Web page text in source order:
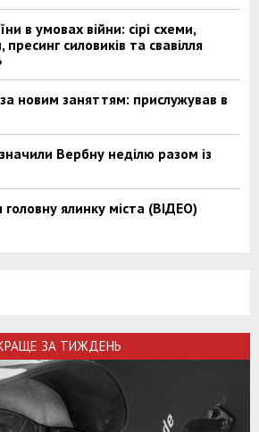
в умовах війни: сірі схеми,
силовиків та свавілля
новим заняттям: прислужував в
Вербну неділю разом із
головну ялинку міста (ВІДЕО)
ЗА ТИЖДЕНЬ